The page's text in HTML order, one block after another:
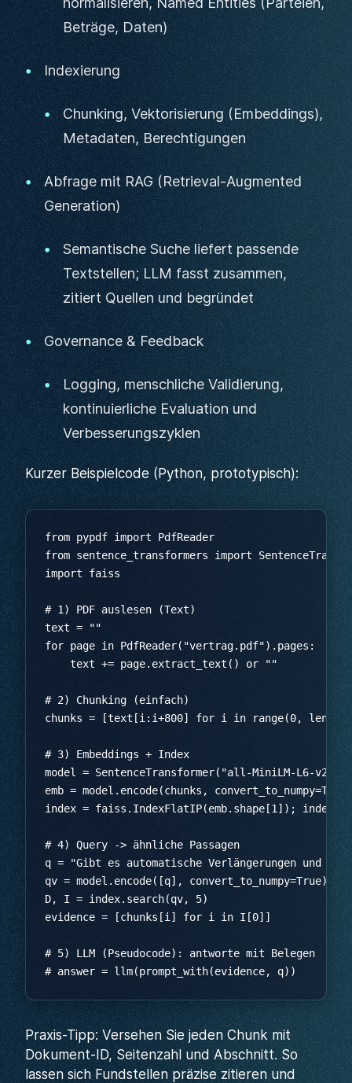
Beträge, Daten)
Indexierung
Chunking, Vektorisierung (Embeddings),
Metadaten, Berechtigungen
Abfrage mit RAG (Retrieval-Augmented
Generation)
Semantische Suche liefert passende
Textstellen; LLM fasst zusammen,
zitiert Quellen und begründet
Governance & Feedback
Logging, menschliche Validierung,
kontinuierliche Evaluation und
Verbesserungszyklen
Kurzer Beispielcode (Python, prototypisch):
Praxis-Tipp: Versehen Sie jeden Chunk mit
Dokument-ID, Seitenzahl und Abschnitt. So
lassen sich Fundstellen präzise zitieren und